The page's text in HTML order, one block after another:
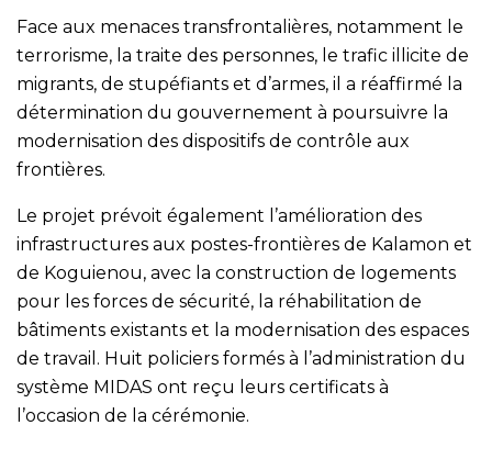
Face aux menaces transfrontalières, notamment le
terrorisme, la traite des personnes, le trafic illicite de
migrants, de stupéfiants et d’armes, il a réaffirmé la
détermination du gouvernement à poursuivre la
modernisation des dispositifs de contrôle aux
frontières.
Le projet prévoit également l’amélioration des
infrastructures aux postes-frontières de Kalamon et
de Koguienou, avec la construction de logements
pour les forces de sécurité, la réhabilitation de
bâtiments existants et la modernisation des espaces
de travail. Huit policiers formés à l’administration du
système MIDAS ont reçu leurs certificats à
l’occasion de la cérémonie.